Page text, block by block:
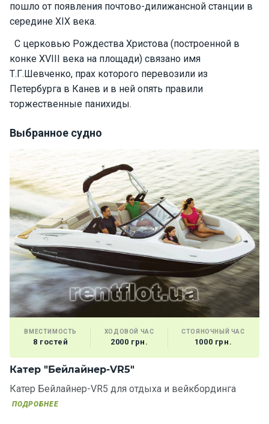
пошло от появления почтово-дилижансной станции в
середине XIX века.
С церковью Рождества Христова (построенной в
конке XVIII века на площади) связано имя
Т.Г.Шевченко, прах которого перевозили из
Петербурга в Канев и в ней опять правили
торжественные панихиды.
Выбранное судно
ВМЕСТИМОСТЬ
8 гостей
ХОДОВОЙ ЧАС
2000 грн.
СТОЯНОЧНЫЙ ЧАС
1000 грн.
Катер "Бейлайнер-VR5"
Катер Бейлайнер-VR5 для отдыха и вейкбординга
ПОДРОБНЕЕ
Речные
прогулк
Отзывы
ы